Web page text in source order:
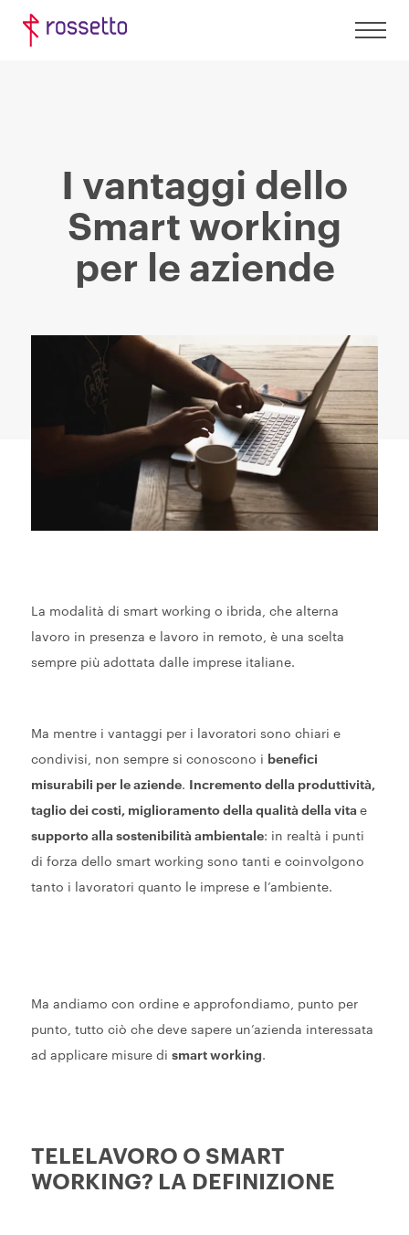
I vantaggi dello
Smart working
per le aziende
La modalità di smart working o ibrida, che alterna
lavoro in presenza e lavoro in remoto, è una scelta
sempre più adottata dalle imprese italiane.
Ma mentre i vantaggi per i lavoratori sono chiari e
condivisi, non sempre si conoscono i benefici
misurabili per le aziende.
Incremento della produttività,
taglio dei costi, miglioramento della qualità della vita e
supporto alla sostenibilità ambientale: in realtà i punti
di forza dello smart working sono tanti e coinvolgono
tanto i lavoratori quanto le imprese e l’ambiente.
Ma andiamo con ordine e approfondiamo, punto per
punto, tutto ciò che deve sapere un’azienda interessata
ad applicare misure di smart working.
TELELAVORO O SMART
WORKING? LA DEFINIZIONE